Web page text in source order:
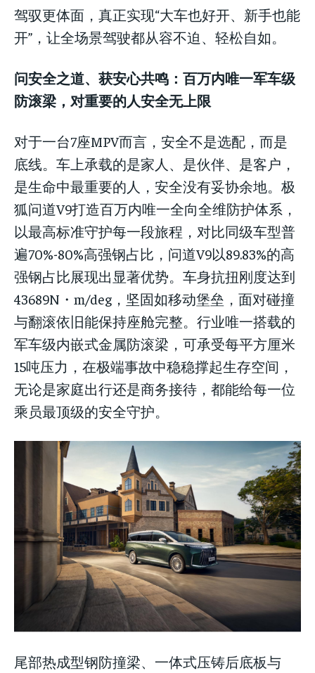
驾驭更体面，真正实现“大车也好开、新手也能
开”，让全场景驾驶都从容不迫、轻松自如。
问安全之道、获安心共鸣：百万内唯一军车级
防滚梁，对重要的人安全无上限
对于一台7座MPV而言，安全不是选配，而是
底线。车上承载的是家人、是伙伴、是客户，
是生命中最重要的人，安全没有妥协余地。极
狐问道V9打造百万内唯一全向全维防护体系，
以最高标准守护每一段旅程，对比同级车型普
遍70%-80%高强钢占比，问道V9以89.83%的高
强钢占比展现出显著优势。车身抗扭刚度达到
43689N・m/deg，坚固如移动堡垒，面对碰撞
与翻滚依旧能保持座舱完整。行业唯一搭载的
军车级内嵌式金属防滚梁，可承受每平方厘米
15吨压力，在极端事故中稳稳撑起生存空间，
无论是家庭出行还是商务接待，都能给每一位
乘员最顶级的安全守护。
尾部热成型钢防撞梁、一体式压铸后底板与